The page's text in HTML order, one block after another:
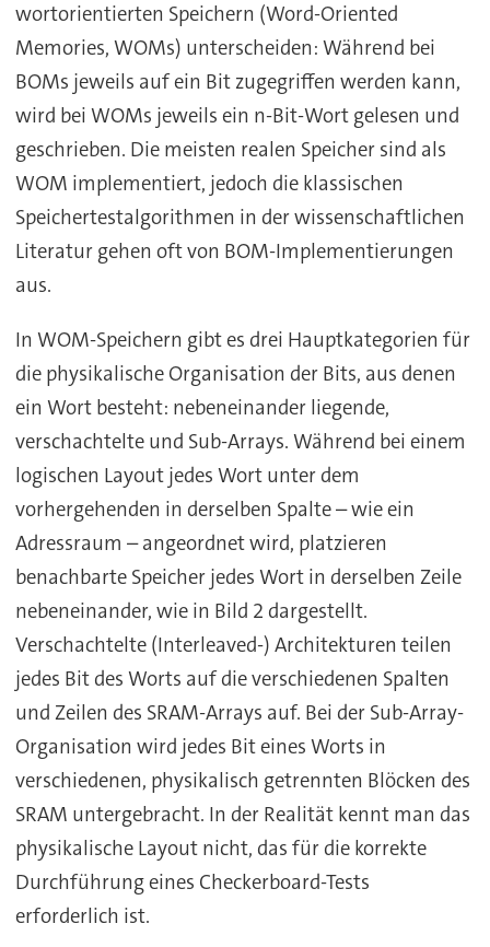
wortorientierten Speichern (Word-Oriented
Memories, WOMs) unterscheiden: Während bei
BOMs jeweils auf ein Bit zugegriffen werden kann,
wird bei WOMs jeweils ein n-Bit-Wort gelesen und
geschrieben. Die meisten realen Speicher sind als
WOM implementiert, jedoch die klassischen
Speichertestalgorithmen in der wissenschaftlichen
Literatur gehen oft von BOM-Implementierungen
aus.
In WOM-Speichern gibt es drei Hauptkategorien für
die physikalische Organisation der Bits, aus denen
ein Wort besteht: nebeneinander liegende,
verschachtelte und Sub-Arrays. Während bei einem
logischen Layout jedes Wort unter dem
vorhergehenden in derselben Spalte – wie ein
Adressraum – angeordnet wird, platzieren
benachbarte Speicher jedes Wort in derselben Zeile
nebeneinander, wie in Bild 2 dargestellt.
Verschachtelte (Interleaved-) Architekturen teilen
jedes Bit des Worts auf die verschiedenen Spalten
und Zeilen des SRAM-Arrays auf. Bei der Sub-Array-
Organisation wird jedes Bit eines Worts in
verschiedenen, physikalisch getrennten Blöcken des
SRAM untergebracht. In der Realität kennt man das
physikalische Layout nicht, das für die korrekte
Durchführung eines Checkerboard-Tests
erforderlich ist.